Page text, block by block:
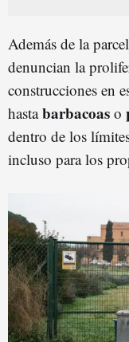
Además de la
denuncian la
construcciones en
hastabarbacoas o
dentro de los
incluso para los